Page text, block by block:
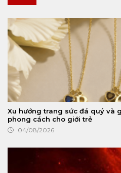
Xu hướng trang sức đá quý và
phong cách cho giới trẻ
04/08/2026